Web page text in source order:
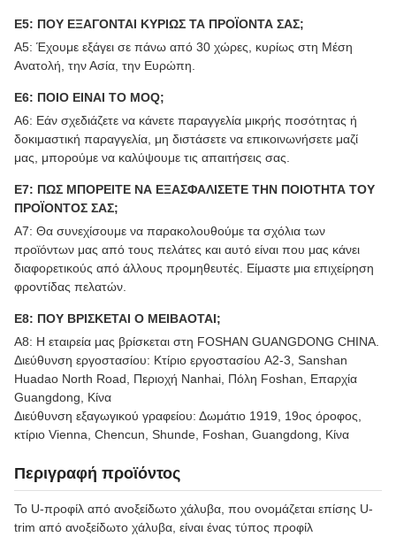
Ε5: ΠΟΥ ΕΞΑΓΟΝΤΑΙ ΚΥΡΙΩΣ ΤΑ ΠΡΟΪΟΝΤΑ ΣΑΣ;
Α5: Έχουμε εξάγει σε πάνω από 30 χώρες, κυρίως στη Μέση
Ανατολή, την Ασία, την Ευρώπη.
Ε6: ΠΟΙΟ ΕΙΝΑΙ ΤΟ MOQ;
Α6: Εάν σχεδιάζετε να κάνετε παραγγελία μικρής ποσότητας ή
δοκιμαστική παραγγελία, μη διστάσετε να επικοινωνήσετε μαζί
μας, μπορούμε να καλύψουμε τις απαιτήσεις σας.
Ε7: ΠΩΣ ΜΠΟΡΕΙΤΕ ΝΑ ΕΞΑΣΦΑΛΙΣΕΤΕ ΤΗΝ ΠΟΙΟΤΗΤΑ ΤΟΥ
ΠΡΟΪΟΝΤΟΣ ΣΑΣ;
Α7: Θα συνεχίσουμε να παρακολουθούμε τα σχόλια των
προϊόντων μας από τους πελάτες και αυτό είναι που μας κάνει
διαφορετικούς από άλλους προμηθευτές. Είμαστε μια επιχείρηση
φροντίδας πελατών.
Ε8: ΠΟΥ ΒΡΙΣΚΕΤΑΙ Ο MEIBAOTAI;
Α8: Η εταιρεία μας βρίσκεται στη FOSHAN GUANGDONG CHINA.
Διεύθυνση εργοστασίου: Κτίριο εργοστασίου A2-3, Sanshan
Huadao North Road, Περιοχή Nanhai, Πόλη Foshan, Επαρχία
Guangdong, Κίνα
Διεύθυνση εξαγωγικού γραφείου: Δωμάτιο 1919, 19ος όροφος,
κτίριο Vienna, Chencun, Shunde, Foshan, Guangdong, Κίνα
Περιγραφή προϊόντος
Το U-προφίλ από ανοξείδωτο χάλυβα, που ονομάζεται επίσης U-
trim από ανοξείδωτο χάλυβα, είναι ένας τύπος προφίλ